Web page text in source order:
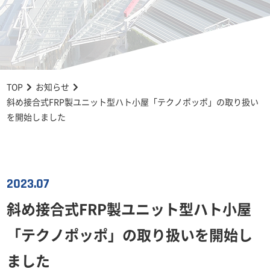
TOP
お知らせ
斜め接合式FRP製ユニット型ハト小屋「テクノポッポ」の取り扱い
を開始しました
2023.07
斜め接合式FRP製ユニット型ハト小屋
「テクノポッポ」の取り扱いを開始し
ました